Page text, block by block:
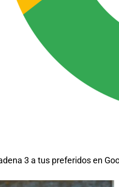
3 a tus preferidos en